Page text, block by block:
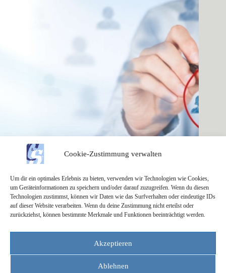
Cookie-Zustimmung verwalten
Um dir ein optimales Erlebnis zu bieten, verwenden wir Technologien wie Cookies,
um Geräteinformationen zu speichern und/oder darauf zuzugreifen. Wenn du diesen
Technologien zustimmst, können wir Daten wie das Surfverhalten oder eindeutige IDs
auf dieser Website verarbeiten. Wenn du deine Zustimmung nicht erteilst oder
zurückziehst, können bestimmte Merkmale und Funktionen beeinträchtigt werden.
Akzeptieren
Ablehnen
Maschinenbediener
25. Juni 2024
Impressum
Datenschutzerklärung
Kontakt